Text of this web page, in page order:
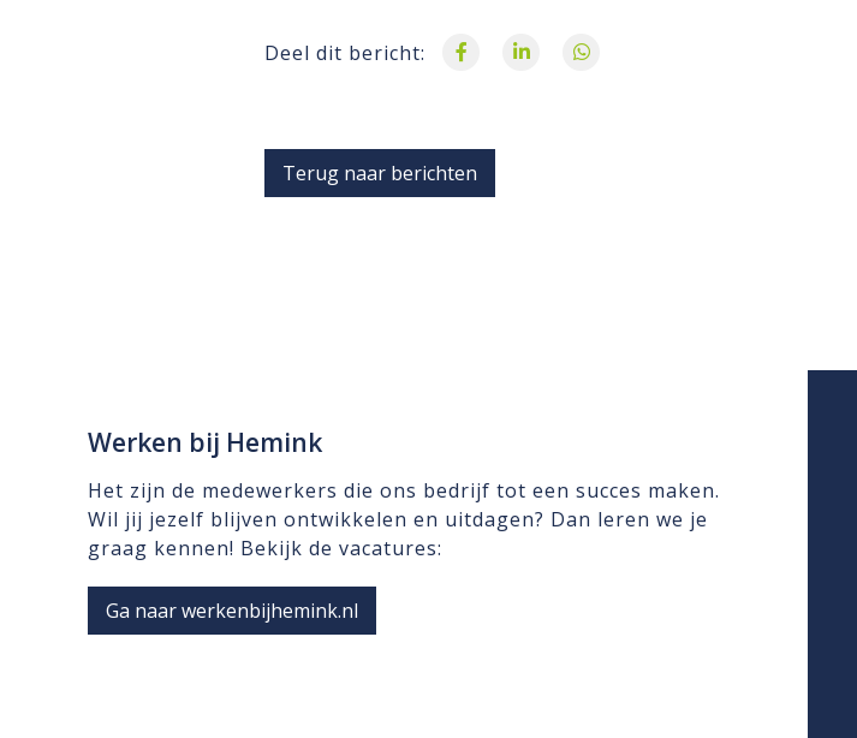
Deel dit bericht:
Terug naar berichten
Werken bij Hemink
Het zijn de medewerkers die ons bedrijf tot een succes maken.
Wil jij jezelf blijven ontwikkelen en uitdagen? Dan leren we je
graag kennen! Bekijk de vacatures:
Ga naar werkenbijhemink.nl